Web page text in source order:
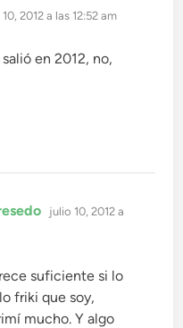
2012 a las 12:52 am
en 2012, no,
dice:
julio 10, 2012 a
suficiente si lo
friki que soy,
mucho. Y algo